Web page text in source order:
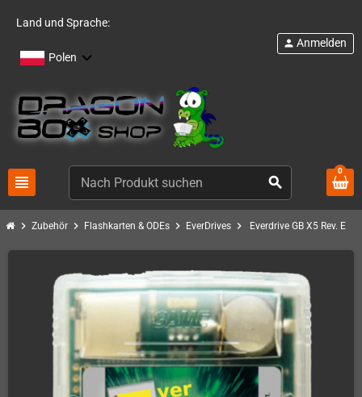
Land und Sprache:
Polen
view_headline search
person Anmelden
0
chevron_right Zubehör chevron_right Flashkarten & ODEs chevron_right EverDrives chevron_right Everdrive GB X5 Rev. E